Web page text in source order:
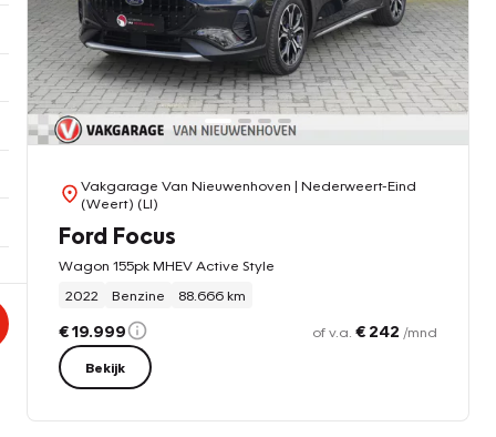
Vakgarage Van Nieuwenhoven | Nederweert-Eind
(Weert) (LI)
Ford Focus
Wagon 155pk MHEV Active Style
2022
Benzine 88.666 km
€ 19.999 of v.a. € 242 /mnd
Bekijk